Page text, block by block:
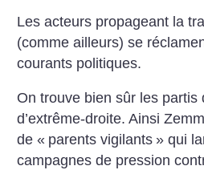
Les acteurs propageant la
(comme ailleurs) se
courants politiques.
On trouve bien sûr les partis
d’extrême-droite. Ainsi
de « parents vigilants » qui
campagnes de pression